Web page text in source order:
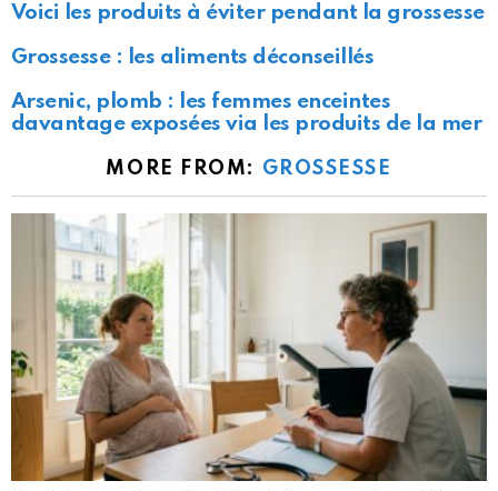
Voici les produits à éviter pendant la grossesse
Grossesse : les aliments déconseillés
Arsenic, plomb : les femmes enceintes
davantage exposées via les produits de la mer
MORE FROM: GROSSESSE